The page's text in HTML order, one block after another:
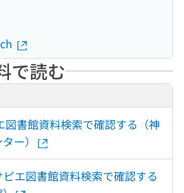
で読む
図書館資料検索で確認する（神
ー）
ピエ図書館資料検索で確認する